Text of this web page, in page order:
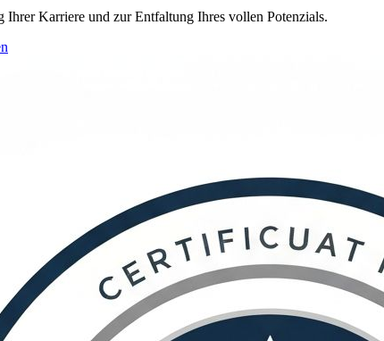
Ihrer Karriere und zur Entfaltung Ihres vollen Potenzials.